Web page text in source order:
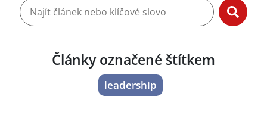
Články označené štítkem
leadership